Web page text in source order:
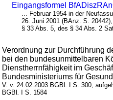
Eingangsformel
... Februar 1954 in der
26. Juni 2001 (BAnz. S.
§ 33 Abs. 5, des § 34 Abs. 2
Verordnung zur Durchführung
bei den bundesunmittelbaren
Dienstherrnfähigkeit im
Bundesministeriums für
V. v. 24.02.2003 BGBl. I S. 300;
BGBl. I S. 1584